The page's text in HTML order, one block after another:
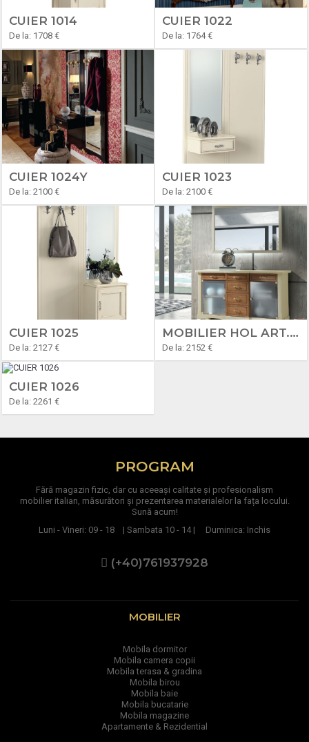
CUIER 1014
De la: 1708 €
CUIER 1022
De la: 1764 €
CUIER 1024Y
De la: 2100 €
CUIER 1023
De la: 2100 €
CUIER 1025
De la: 2127 €
MOBILIER HOL ART. H8430
De la: 2152 €
CUIER 1026
De la: 2261 €
PROGRAM
Fără magazin fizic, dar cu aceeași calitate și profesionalism
mobilier italian, măsurători și prezentarea materialelor la fața locului.
Sună acum!
Luni - Vineri: 09 - 18 | Sambata 10 - 14 | Duminica: Inchis
(+40)761937928
MOBILIER
Mobila dormitor
Mobila camera copii
Mobila terasa & gradina
Mobila birou
Mobila baie
Mobila bucatarie
Mobila magazine
Apartamente & Rezidential